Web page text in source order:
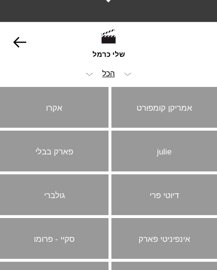
שלי כרמל
הכל
ילדים
סטוריטלינג
אמריקן קומפורט אקרו
julie פארק בבלי
דיוטי פרי גולברי
אינפיניטי פארק סקיי - פרומו